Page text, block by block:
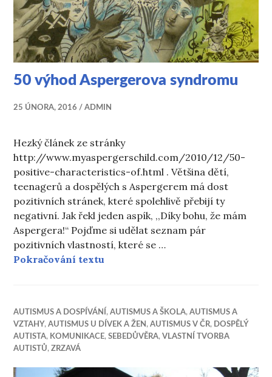
50 výhod Aspergerova syndromu
25 ÚNORA, 2016 ADMIN
Hezký článek ze stránky
http://www.myaspergerschild.com/2010/12/50-
positive-characteristics-of.html . Většina dětí,
teenagerů a dospělých s Aspergerem má dost
pozitivních stránek, které spolehlivě přebijí ty
negativní. Jak řekl jeden aspík, ,,Díky bohu, že mám
Aspergera!“ Pojďme si udělat seznam pár
pozitivních vlastností, které se …
Pokračování textu
AUTISMUS A DOSPÍVÁNÍ ,AUTISMUS A ŠKOLA,AUTISMUS A
VZTAHY,AUTISMUS U DÍVEK A ŽEN ,AUTISMUS V ČR, DOSPĚLÝ
AUTISTA, KOMUNIKACE,SEBEDŮVĚRA, VLASTNÍ TVORBA
AUTISTŮ,ZRZAVÁ